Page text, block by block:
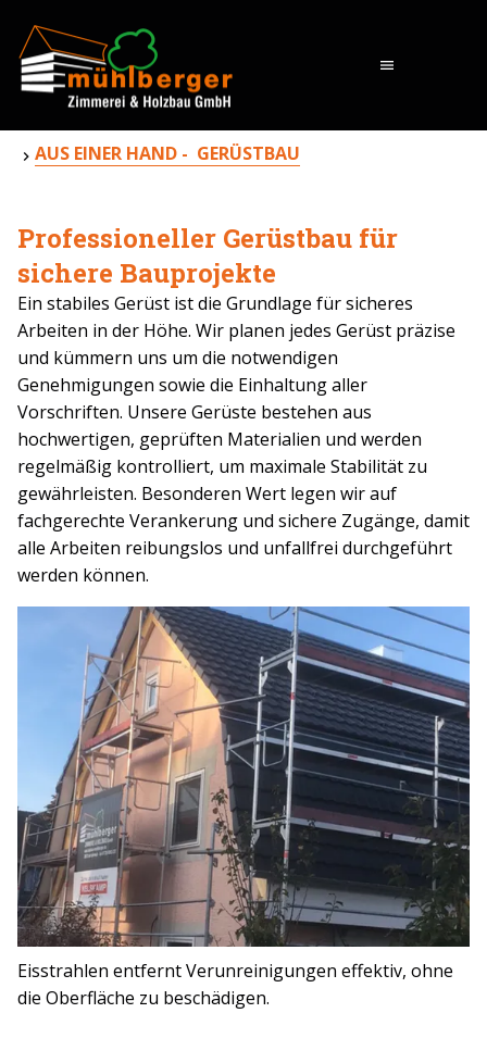
menu
AUS EINER HAND - GERÜSTBAU
Professioneller Gerüstbau für
sichere Bauprojekte
Ein stabiles Gerüst ist die Grundlage für sicheres
Arbeiten in der Höhe. Wir planen jedes Gerüst präzise
und kümmern uns um die notwendigen
Genehmigungen sowie die Einhaltung aller
Vorschriften. Unsere Gerüste bestehen aus
hochwertigen, geprüften Materialien und werden
regelmäßig kontrolliert, um maximale Stabilität zu
gewährleisten. Besonderen Wert legen wir auf
fachgerechte Verankerung und sichere Zugänge, damit
alle Arbeiten reibungslos und unfallfrei durchgeführt
werden können.
Eisstrahlen entfernt Verunreinigungen effektiv, ohne
die Oberfläche zu beschädigen.